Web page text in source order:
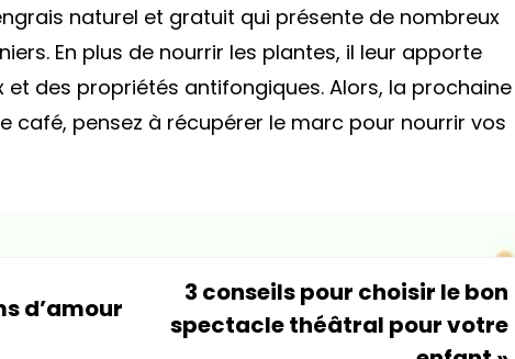
naturel et gratuit qui présente de nombreux
En plus de nourrir les plantes, il leur apporte
des propriétés antifongiques. Alors, la prochaine
café, pensez à récupérer le marc pour nourrir vos
d’amour
3 conseils pour choisir le bon
spectacle théâtral pour votre